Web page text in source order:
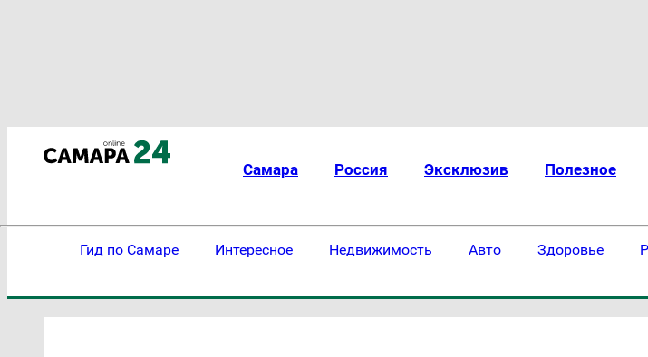
Самара Россия Эксклюзив Полезное
Гид по Самаре Интересное Недвижимость Авто Здоровье